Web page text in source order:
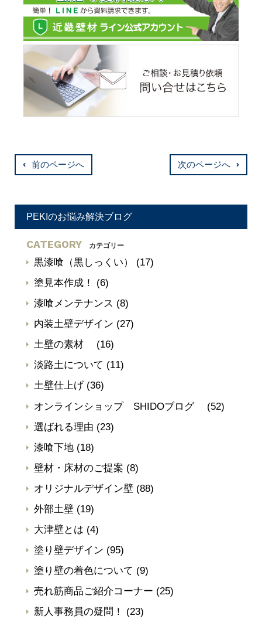
前のページへ 次のページへ
PEKIのお悩み解決ブログ
CATEGORY カテゴリー
黒漆喰（黒しっくい）
(17)
塗見本作成！
(6)
漆喰メンテナンス (8)
内装土壁デザイン (27)
土壁の素材
(16)
淡路土について (11)
土壁仕上げ (36)
オンラインショップ SHIDOブログ
(52)
選ばれる理由 (23)
漆喰下地 (18)
壁材・床材のご提案 (8)
オリジナルデザイン壁 (88)
外部土壁 (19)
大津壁とは (4)
塗り壁デザイン (95)
塗り壁の着色について (9)
売れ筋商品ご紹介コーナー (25)
新人事務員の疑問！
(23)